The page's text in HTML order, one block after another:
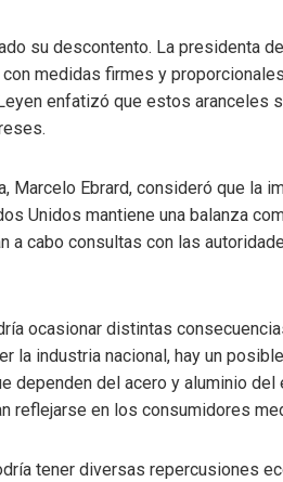
su descontento. La presidenta
medidas firmes y
enfatizó que estos aranceles
Marcelo Ebrard, consideró que la
Unidos mantiene una balanza
a cabo consultas con las
ocasionar distintas
la industria nacional, hay un
dependen del acero y aluminio
reflejarse en los consumidores
tener diversas repercusiones